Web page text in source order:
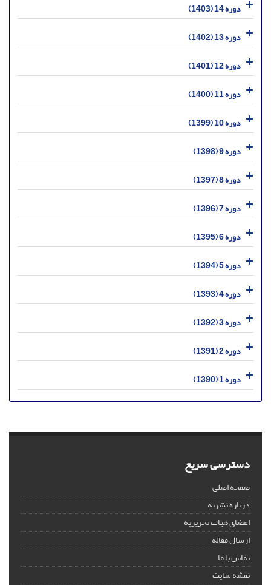
دوره 14 (1403)
دوره 13 (1402)
دوره 12 (1401)
دوره 11 (1400)
دوره 10 (1399)
دوره 9 (1398)
دوره 8 (1397)
دوره 7 (1396)
دوره 6 (1395)
دوره 5 (1394)
دوره 4 (1393)
دوره 3 (1392)
دوره 2 (1391)
دوره 1 (1390)
دسترسی سریع
صفحه اصلی
درباره نشریه
اعضای هیات تحریریه
ارسال مقاله
تماس با ما
نقشه سایت